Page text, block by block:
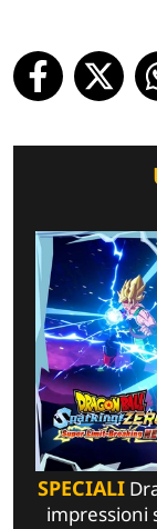
SPECIALI
impressioni